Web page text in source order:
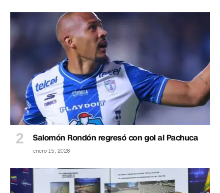
Salomón Rondón regresó con gol al Pachuca
enero 15, 2026